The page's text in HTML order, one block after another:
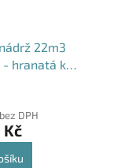
22m3
- hranatá k
DPH
Kč